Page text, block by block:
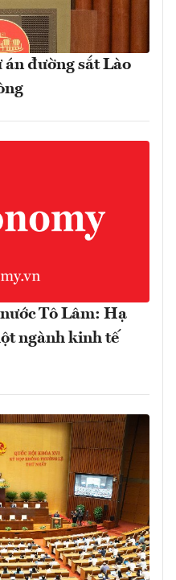
đường sắt Lào
Tô Lâm: Hạ
ngành kinh tế